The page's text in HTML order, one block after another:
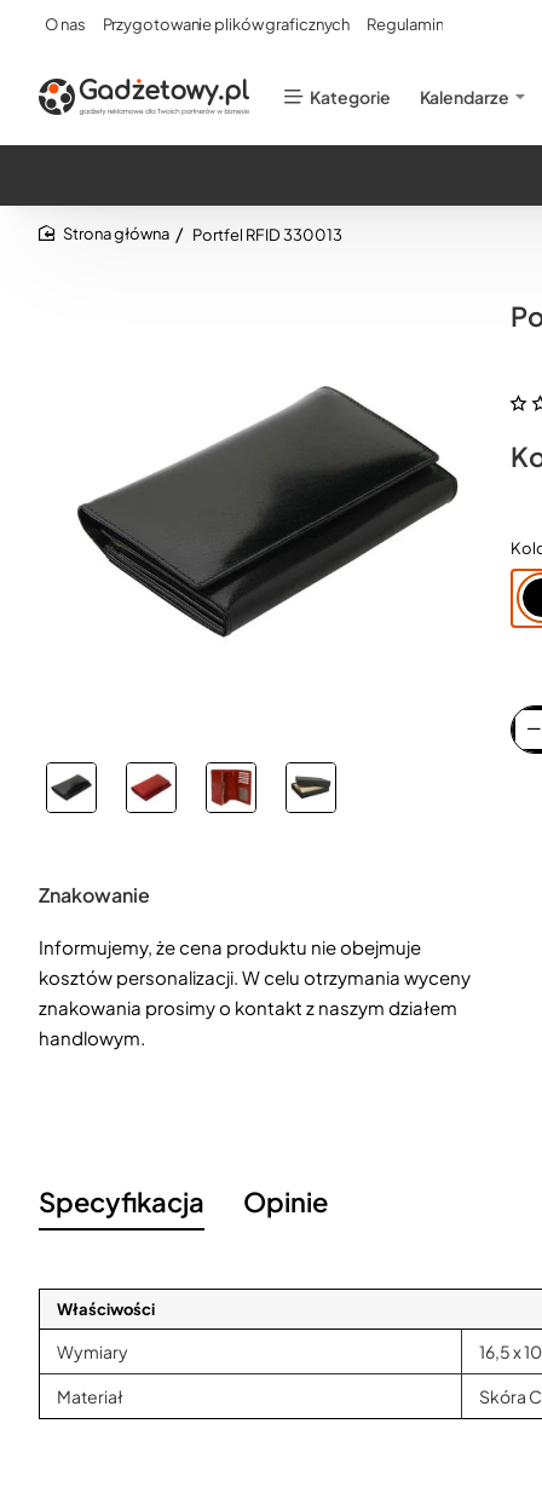
O nas Przygotowanie plików graficznych Regulamin
Kategorie Kalendarze
Portfel RFID 330013
Znakowanie
Informujemy, że cena produktu nie obejmuje
kosztów personalizacji. W celu otrzymania wyceny
znakowania prosimy o kontakt z naszym działem
handlowym.
Specyfikacja Opinie
Właściwości
Wymiary 16,5 x
Materiał Skóra